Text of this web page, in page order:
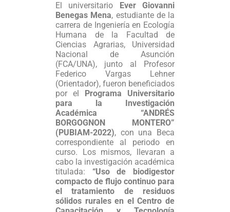
El universitario Ever Giovanni
Benegas Mena, estudiante de la
carrera de Ingeniería en Ecología
Humana de la Facultad de
Ciencias Agrarias, Universidad
Nacional de Asunción
(FCA/UNA), junto al Profesor
Federico Vargas Lehner
(Orientador), fueron beneficiados
por el Programa Universitario
para la Investigación
Académica “ANDRÉS
BORGOGNON MONTERO”
(PUBIAM-2022), con una Beca
correspondiente al periodo en
curso. Los mismos, llevaran a
cabo la investigación académica
titulada: “Uso de biodigestor
compacto de flujo continuo para
el tratamiento de residuos
sólidos rurales en el Centro de